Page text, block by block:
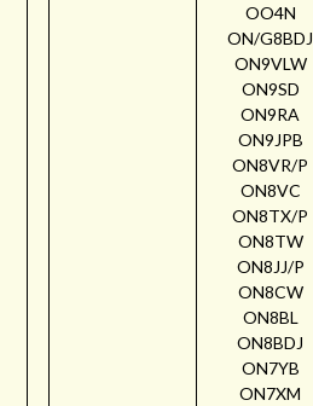
OO4N
ON/G8BDJ
ON9VLW
ON9SD
ON9RA
ON9JPB
ON8VR/P
ON8VC
ON8TX/P
ON8TW
ON8JJ/P
ON8CW
ON8BL
ON8BDJ
ON7YB
ON7XM